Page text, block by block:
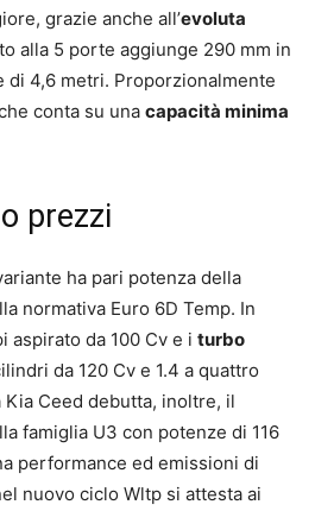
grazie anche all’evoluta
alla 5 porte aggiunge 290 mm in
di 4,6 metri. Proporzionalmente
conta su una capacità minima
prezzi
ha pari potenza della
normativa Euro 6D Temp. In
aspirato da 100 Cv e i turbo
da 120 Cv e 1.4 a quattro
Ceed debutta, inoltre, il
famiglia U3 con potenze di 116
performance ed emissioni di
nuovo ciclo Wltp si attesta ai